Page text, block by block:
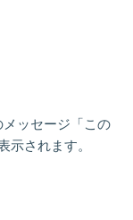
メッセージ「この
示されます。